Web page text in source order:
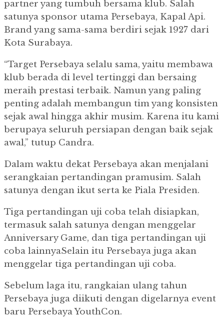
partner yang tumbuh bersama klub. Salah
satunya sponsor utama Persebaya, Kapal Api.
Brand yang sama-sama berdiri sejak 1927 dari
Kota Surabaya.
“Target Persebaya selalu sama, yaitu membawa
klub berada di level tertinggi dan bersaing
meraih prestasi terbaik. Namun yang paling
penting adalah membangun tim yang konsisten
sejak awal hingga akhir musim. Karena itu kami
berupaya seluruh persiapan dengan baik sejak
awal,” tutup Candra.
Dalam waktu dekat Persebaya akan menjalani
serangkaian pertandingan pramusim. Salah
satunya dengan ikut serta ke Piala Presiden.
Tiga pertandingan uji coba telah disiapkan,
termasuk salah satunya dengan menggelar
Anniversary Game, dan tiga pertandingan uji
coba lainnyaSelain itu Persebaya juga akan
menggelar tiga pertandingan uji coba.
Sebelum laga itu, rangkaian ulang tahun
Persebaya juga diikuti dengan digelarnya event
baru Persebaya YouthCon.